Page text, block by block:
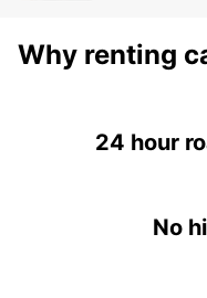
Why renting
24 hour
No